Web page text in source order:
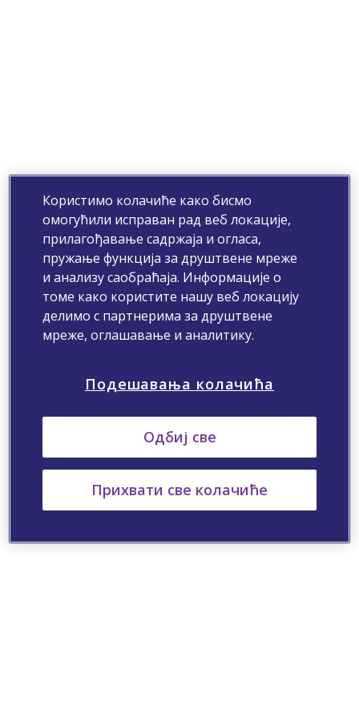
Користимо колачиће како бисмо
омогућили исправан рад веб локације,
прилагођавање садржаја и огласа,
пружање функција за друштвене мреже
и анализу саобраћаја. Информације о
томе како користите нашу веб локацију
делимо с партнерима за друштвене
мреже, оглашавање и аналитику.
Подешавања колачића
Одбиј све
Прихвати све колачиће